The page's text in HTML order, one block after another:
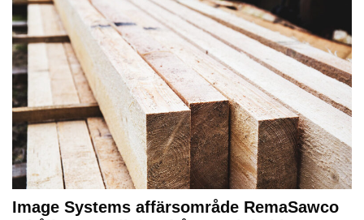
Image Systems affärsområde RemaSawco